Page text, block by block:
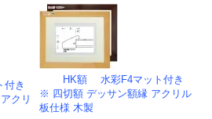
き
クリ
HK額 水彩F4マット付き
※ 四切額 デッサン額縁 アクリル
板仕様 木製